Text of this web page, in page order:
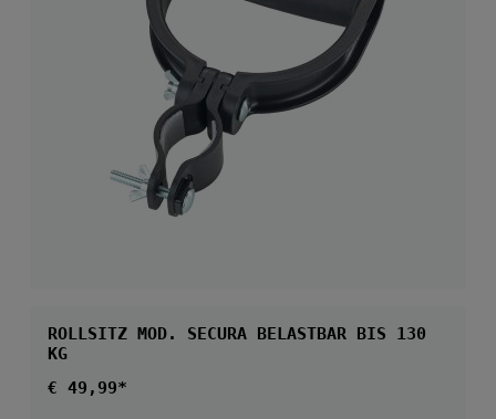
ROLLSITZ MOD. SECURA BELASTBAR BIS 130
KG
Regulärer Preis:
€ 49,99*